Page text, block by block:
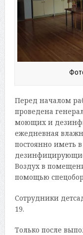
Перед началом
проведена
моющих и
ежедневная
постоянно иметь
дезинфицирующие
Воздух в
помощью
Сотрудники
19.
Только после